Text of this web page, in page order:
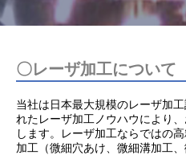
〇レーザ加工について
当社は日本最大規模のレーザ加
れたレーザ加工ノウハウにより
します。レーザ加工ならではの
加工（微細穴あけ、微細溝加工